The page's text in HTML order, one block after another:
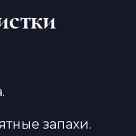
запахи.